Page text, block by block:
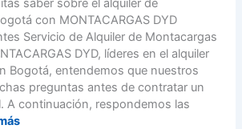
a
m
o
M
a
n
e
con MONTACARGAS DYD
Servicio de Alquiler de Montacargas
DYD, líderes en el alquiler
Bogotá, entendemos que nuestros
preguntas antes de contratar un
A continuación, respondemos las
: